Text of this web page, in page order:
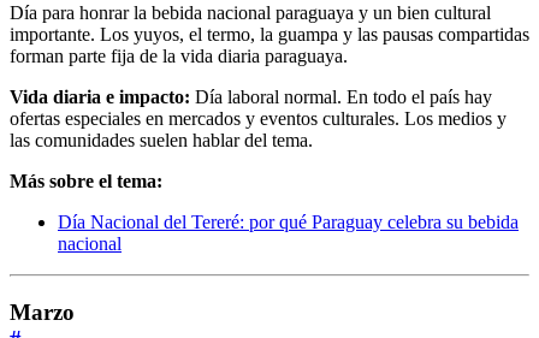
Día para honrar la bebida nacional paraguaya y un bien cultural
importante. Los yuyos, el termo, la guampa y las pausas compartidas
forman parte fija de la vida diaria paraguaya.
Vida diaria e impacto: Día laboral normal. En todo el país hay
ofertas especiales en mercados y eventos culturales. Los medios y
las comunidades suelen hablar del tema.
Más sobre el tema:
Día Nacional del Tereré: por qué Paraguay celebra su bebida
nacional
Marzo